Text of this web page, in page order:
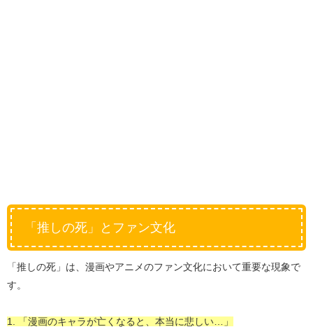
「推しの死」とファン文化
「推しの死」は、漫画やアニメのファン文化において重要な現象で
す。
1. 「漫画のキャラが亡くなると、本当に悲しい…」